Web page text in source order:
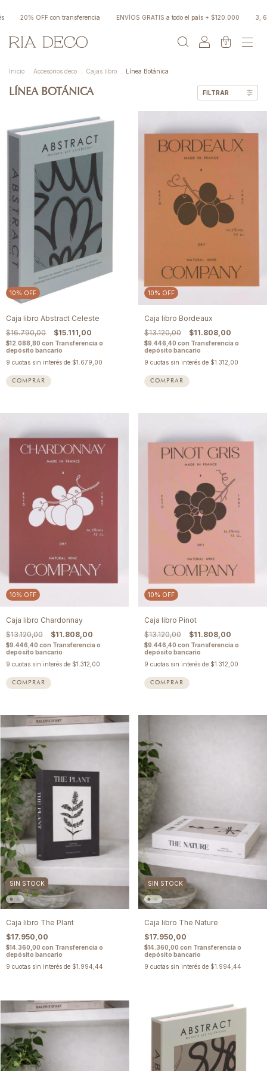
20% OFF con transferencia ENVÍOS GRATIS a todo el país + $120.000 3, 6 y
0
Inicio Accesorios deco Cajas libro Línea Botánica
LÍNEA BOTÁNICA FILTRAR
10% OFF
Caja libro Abstract Celeste
$16.790,00
$15.111,00
$12.088,80 con Transferencia o
depósito bancario
9 cuotas sin interés de $1.679,00
10% OFF
Caja libro Bordeaux
$13.120,00
$11.808,00
$9.446,40 con Transferencia o
depósito bancario
9 cuotas sin interés de $1.312,00
10% OFF
Caja libro Chardonnay
$13.120,00
$11.808,00
$9.446,40 con Transferencia o
depósito bancario
9 cuotas sin interés de $1.312,00
10% OFF
Caja libro Pinot
$13.120,00
$11.808,00
$9.446,40 con Transferencia o
depósito bancario
9 cuotas sin interés de $1.312,00
SIN STOCK
Caja libro The Plant
$17.950,00
$14.360,00 con Transferencia o
depósito bancario
9 cuotas sin interés de $1.994,44
SIN STOCK
Caja libro The Nature
$17.950,00
$14.360,00 con Transferencia o
depósito bancario
9 cuotas sin interés de $1.994,44